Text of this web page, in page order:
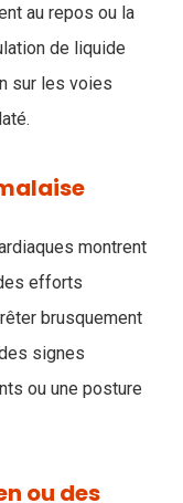
au repos ou la
de liquide
sur les voies
montrent
efforts
brusquement
signes
ou une posture
ou des